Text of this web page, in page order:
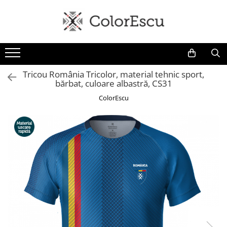
Toate produsele
Tricouri
Tricouri bărbați
Tricouri damă
Tricouri sport tehnice
Bluze si hanorace
Bluze si hanorace bărbați
Bluze si hanorace damă
Bluze de trening | Bluze tehnice
sport
Pantaloni
Tricou România Tricolor, material tehnic sport,
bărbat, culoare albastră, CS31
ColorEscu